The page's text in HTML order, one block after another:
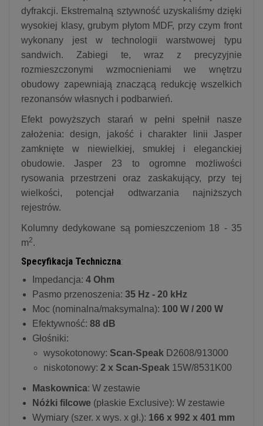
dyfrakcji. Ekstremalną sztywność uzyskaliśmy dzięki
wysokiej klasy, grubym płytom MDF, przy czym front
wykonany jest w technologii warstwowej typu
sandwich. Zabiegi te, wraz z precyzyjnie
rozmieszczonymi wzmocnieniami we wnętrzu
obudowy zapewniają znaczącą redukcję wszelkich
rezonansów własnych i podbarwień.
Efekt powyższych starań w pełni spełnił nasze
założenia: design, jakość i charakter linii Jasper
zamknięte w niewielkiej, smukłej i eleganckiej
obudowie. Jasper 23 to ogromne możliwości
rysowania przestrzeni oraz zaskakujący, przy tej
wielkości, potencjał odtwarzania najniższych
rejestrów.
Kolumny dedykowane są pomieszczeniom 18 - 35
m2.
Specyfikacja Techniczna:
Impedancja: 4 Ohm
Pasmo przenoszenia: 35 Hz - 20 kHz
Moc (nominalna/maksymalna): 100 W / 200 W
Efektywność: 88 dB
Głośniki:
wysokotonowy: Scan-Speak D2608/913000
niskotonowy: 2 x Scan-Speak 15W/8531K00
Maskownica: W zestawie
Nóżki filcowe (płaskie Exclusive): W zestawie
Wymiary (szer. x wys. x gł.): 166 x 992 x 401 mm